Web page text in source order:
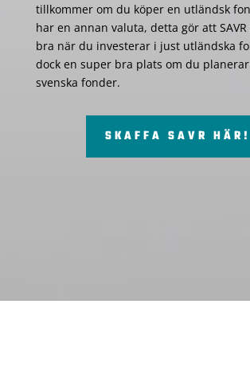
tillkommer om du köper en utländsk
har en annan valuta, detta gör att
bra när du investerar i just utländska
dock en super bra plats om du
svenska fonder.
SKAFFA SAVR HÄR!